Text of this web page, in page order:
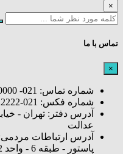
×
تماس با ما
×
شماره تماس: 021- 000000
شماره فکس: 021-222222
آدرس دفتر: تهران -
عدالت
آدرس ارتباطات
پاستور - طبقه 6 - واحد 12